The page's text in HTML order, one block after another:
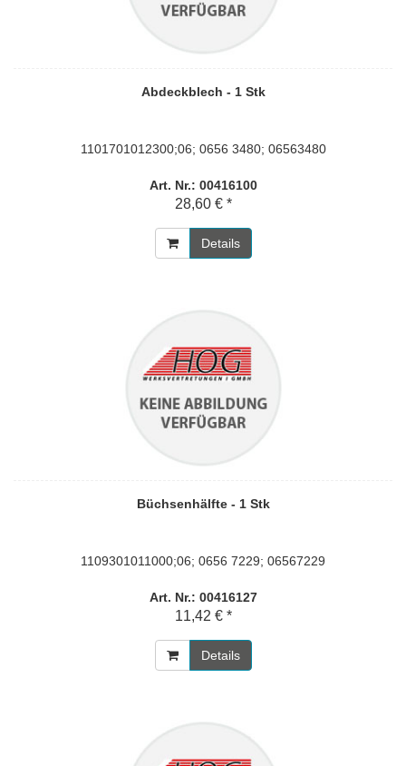
Abdeckblech - 1 Stk
1101701012300;06; 0656 3480; 06563480
Art. Nr.: 00416100
28,60 € *
Details
Büchsenhälfte - 1 Stk
1109301011000;06; 0656 7229; 06567229
Art. Nr.: 00416127
11,42 € *
Details